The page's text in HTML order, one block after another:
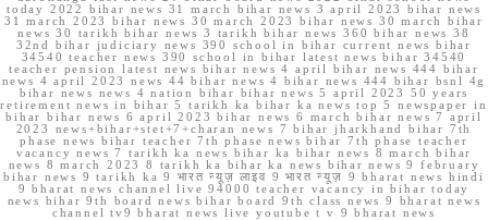
today 2022 bihar news 31 march bihar news 3 april 2023 bihar news
31 march 2023 bihar news 30 march 2023 bihar news 30 march bihar
news 30 tarikh bihar news 3 tarikh bihar news 360 bihar news 38
32nd bihar judiciary news 390 school in bihar current news bihar
34540 teacher news 390 school in bihar latest news bihar 34540
teacher pension latest news bihar news 4 april bihar news 444 bihar
news 4 april 2023 news 44 bihar news 4 bihar news 444 bihar bsnl 4g
bihar news news 4 nation bihar bihar news 5 april 2023 50 years
retirement news in bihar 5 tarikh ka bihar ka news top 5 newspaper in
bihar bihar news 6 april 2023 bihar news 6 march bihar news 7 april
2023 news+bihar+stet+7+charan news 7 bihar jharkhand bihar 7th
phase news bihar teacher 7th phase news bihar 7th phase teacher
vacancy news 7 tarikh ka news bihar ka bihar news 8 march bihar
news 8 march 2023 8 tarikh ka bihar ka news bihar news 9 february
bihar news 9 tarikh ka 9 भारत न्यूज़ लाइव 9 भारत न्यूज़ 9 bharat news hindi
9 bharat news channel live 94000 teacher vacancy in bihar today
news bihar 9th board news bihar board 9th class news 9 bharat news
channel tv9 bharat news live youtube t v 9 bharat news